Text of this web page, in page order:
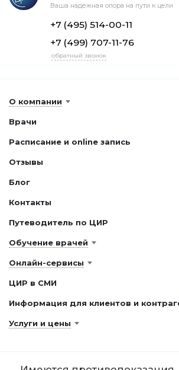
Ваша надежная опора на пути к цели
+7 (495) 514-00-11
+7 (499) 707-11-76
обратный звонок
О компании
Врачи
Расписание и online запись
Отзывы
Блог
Контакты
Путеводитель по ЦИР
Обучение врачей
Онлайн-сервисы
ЦИР в СМИ
Информация для клиентов и
Услуги и цены